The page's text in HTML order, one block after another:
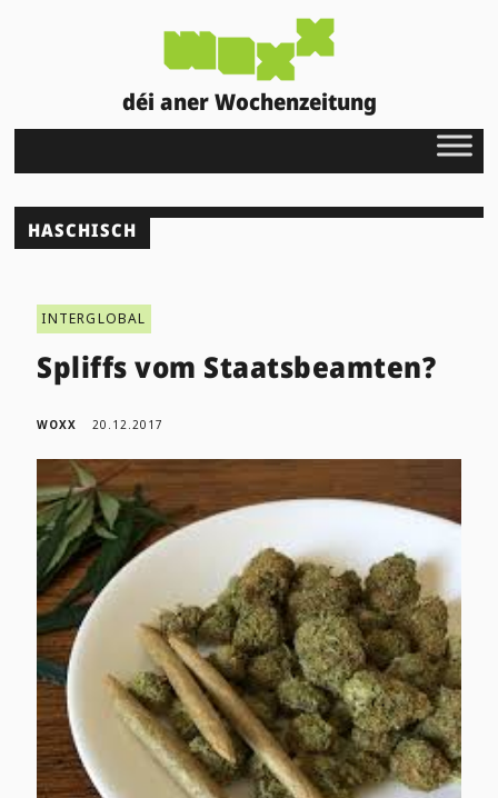
déi aner Wochenzeitung
HASCHISCH
INTERGLOBAL
Spliffs vom Staatsbeamten?
WOXX 20.12.2017